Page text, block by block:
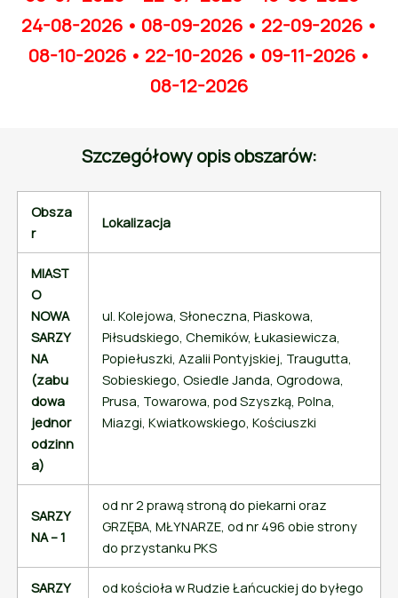
24-08-2026 • 08-09-2026 • 22-09-2026 •
08-10-2026 • 22-10-2026 • 09-11-2026 •
08-12-2026
Szczegółowy opis obszarów:
Obsza
r
Lokalizacja
MIAST
O
NOWA
SARZY
NA
(zabu
dowa
jednor
odzinn
a)
ul. Kolejowa, Słoneczna, Piaskowa,
Piłsudskiego, Chemików, Łukasiewicza,
Popiełuszki, Azalii Pontyjskiej, Traugutta,
Sobieskiego, Osiedle Janda, Ogrodowa,
Prusa, Towarowa, pod Szyszką, Polna,
Miazgi, Kwiatkowskiego, Kościuszki
SARZY
NA – 1
od nr 2 prawą stroną do piekarni oraz
GRZĘBA, MŁYNARZE, od nr 496 obie strony
do przystanku PKS
SARZY
od kościoła w Rudzie Łańcuckiej do byłego